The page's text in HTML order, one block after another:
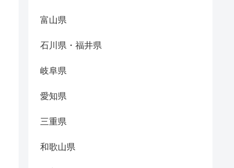
富山県
石川県・福井県
岐阜県
愛知県
三重県
和歌山県